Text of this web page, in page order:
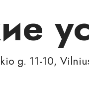
g. 11-10,